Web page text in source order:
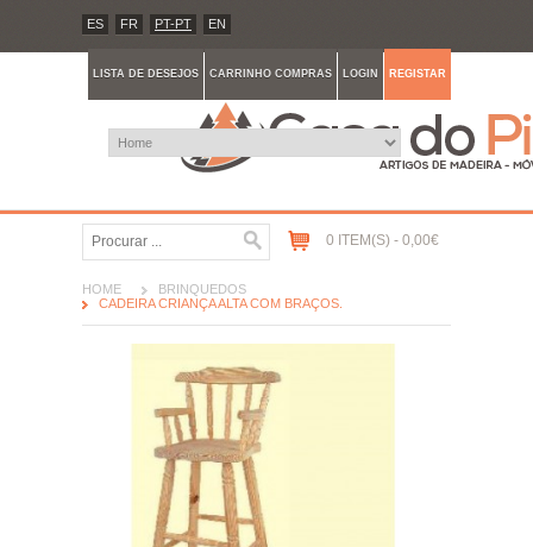
ES FR PT-PT EN
LISTA DE DESEJOS CARRINHO COMPRAS LOGIN REGISTAR
0 ITEM(S) - 0,00€
HOME
BRINQUEDOS
CADEIRA CRIANÇA ALTA COM BRAÇOS.